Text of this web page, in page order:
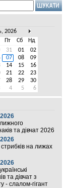
2026
Пт Сб
Нд
31 01
02
07 08
09
14 15
16
21 22
23
28 29
30
4 5 6
та дівчат 2026
на лижах
та дівчат з
- слалом-гігант